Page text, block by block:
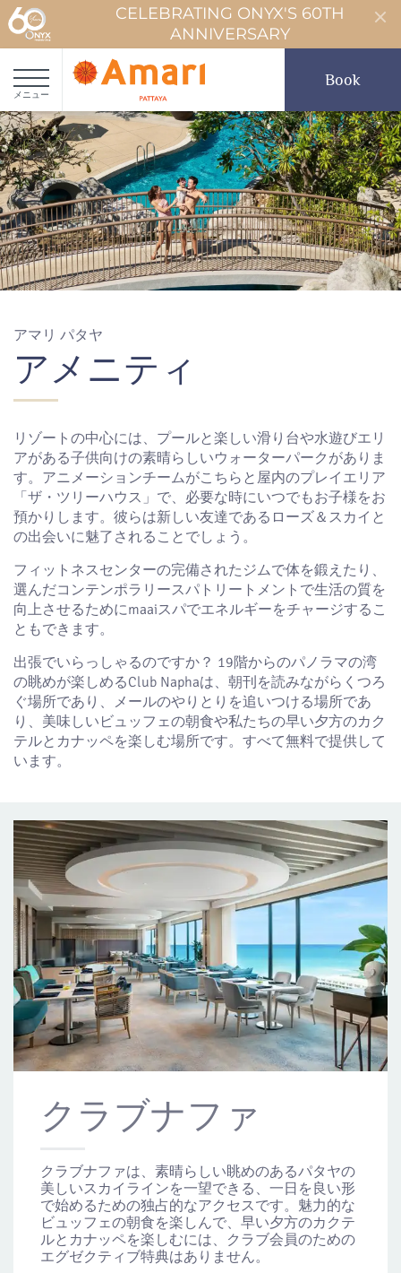
CELEBRATING ONYX'S 60TH
ANNIVERSARY
メニュー
Book
アマリ パタヤ
アメニティ
リゾートの中心には、プールと楽しい滑り台や水遊びエリ
アがある子供向けの素晴らしいウォーターパークがありま
す。アニメーションチームがこちらと屋内のプレイエリア
「ザ・ツリーハウス」で、必要な時にいつでもお子様をお
預かりします。彼らは新しい友達であるローズ＆スカイと
の出会いに魅了されることでしょう。
フィットネスセンターの完備されたジムで体を鍛えたり、
選んだコンテンポラリースパトリートメントで生活の質を
向上させるためにmaaiスパでエネルギーをチャージするこ
ともできます。
出張でいらっしゃるのですか？ 19階からのパノラマの湾
の眺めが楽しめるClub Naphaは、朝刊を読みながらくつろ
ぐ場所であり、メールのやりとりを追いつける場所であ
り、美味しいビュッフェの朝食や私たちの早い夕方のカク
テルとカナッペを楽しむ場所です。すべて無料で提供して
います。
クラブナファ
クラブナファは、素晴らしい眺めのあるパタヤの
美しいスカイラインを一望できる、一日を良い形
で始めるための独占的なアクセスです。魅力的な
ビュッフェの朝食を楽しんで、早い夕方のカクテ
ルとカナッペを楽しむには、クラブ会員のための
エグゼクティブ特典はありません。